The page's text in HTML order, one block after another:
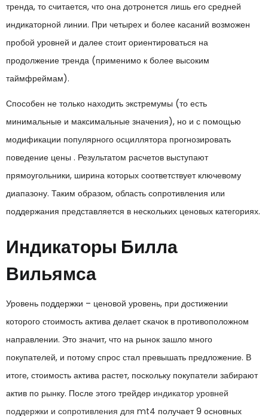
тренда, то считается, что она дотронется лишь его средней
индикаторной линии. При четырех и более касаний возможен
пробой уровней и далее стоит ориентироваться на
продолжение тренда (применимо к более высоким
таймфреймам).
Способен не только находить экстремумы (то есть
минимальные и максимальные значения), но и с помощью
модификации популярного осциллятора прогнозировать
поведение цены . Результатом расчетов выступают
прямоугольники, ширина которых соответствует ключевому
диапазону. Таким образом, область сопротивления или
поддержания представляется в нескольких ценовых категориях.
Индикаторы Билла
Вильямса
Уровень поддержки – ценовой уровень, при достижении
которого стоимость актива делает скачок в противоположном
направлении. Это значит, что на рынок зашло много
покупателей, и потому спрос стал превышать предложение. В
итоге, стоимость актива растет, поскольку покупатели забирают
актив по рынку. После этого трейдер индикатор уровней
поддержки и сопротивления для mt4 получает 9 основных